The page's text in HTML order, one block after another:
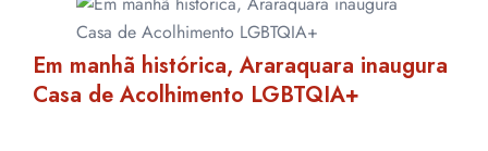
Em manhã histórica, Araraquara inaugura
Casa de Acolhimento LGBTQIA+